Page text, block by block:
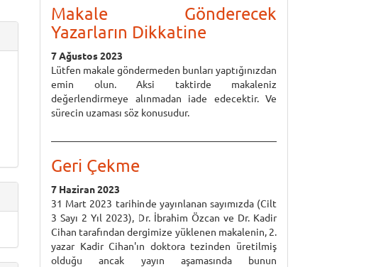
Makale Gönderecek
Yazarların Dikkatine
7 Ağustos 2023
Lütfen makale göndermeden bunları yaptığınızdan
emin olun. Aksi taktirde makaleniz
değerlendirmeye alınmadan iade edecektir. Ve
sürecin uzaması söz konusudur.
Geri Çekme
7 Haziran 2023
31 Mart 2023 tarihinde yayınlanan sayımızda (Cilt
3 Sayı 2 Yıl 2023), Dr. İbrahim Özcan ve Dr. Kadir
Cihan tarafından dergimize yüklenen makalenin, 2.
yazar Kadir Cihan'ın doktora tezinden üretilmiş
olduğu ancak yayın aşamasında bunun